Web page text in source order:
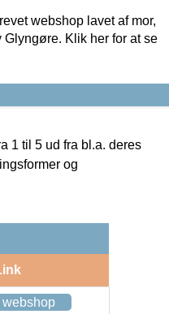
webshop lavet af mor,
Klik her for at se
1 til 5 ud fra bl.a. deres
og
webshop